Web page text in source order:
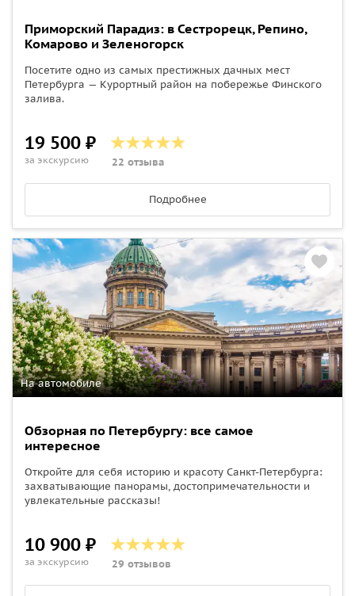
Приморский Парадиз: в Сестрорецк, Репино,
Комарово и Зеленогорск
Посетите одно из самых престижных дачных мест
Петербурга — Курортный район на побережье Финского
залива.
19 500 ₽
за экскурсию 22 отзыва
Подробнее
На автомобиле
Обзорная по Петербургу: все самое
интересное
Откройте для себя историю и красоту Санкт-Петербурга:
захватывающие панорамы, достопримечательности и
увлекательные рассказы!
10 900 ₽
за экскурсию 29 отзывов